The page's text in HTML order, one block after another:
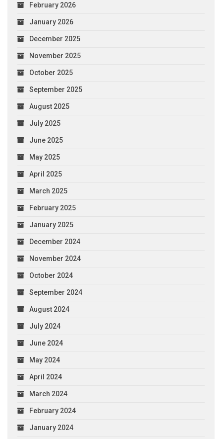
February 2026
January 2026
December 2025
November 2025
October 2025
September 2025
August 2025
July 2025
June 2025
May 2025
April 2025
March 2025
February 2025
January 2025
December 2024
November 2024
October 2024
September 2024
August 2024
July 2024
June 2024
May 2024
April 2024
March 2024
February 2024
January 2024